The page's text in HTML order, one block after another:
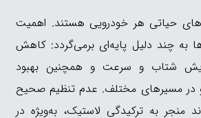
حیاتی هر خودرویی هستند. اهمیت
به چند دلیل پایه‌ای برمی‌گردد: کاهش
شتاب و سرعت و همچنین بهبود
در مسیرهای مختلف. عدم تنظیم صحیح
منجر به ترکیدگی لاستیک، به‌ویژه در